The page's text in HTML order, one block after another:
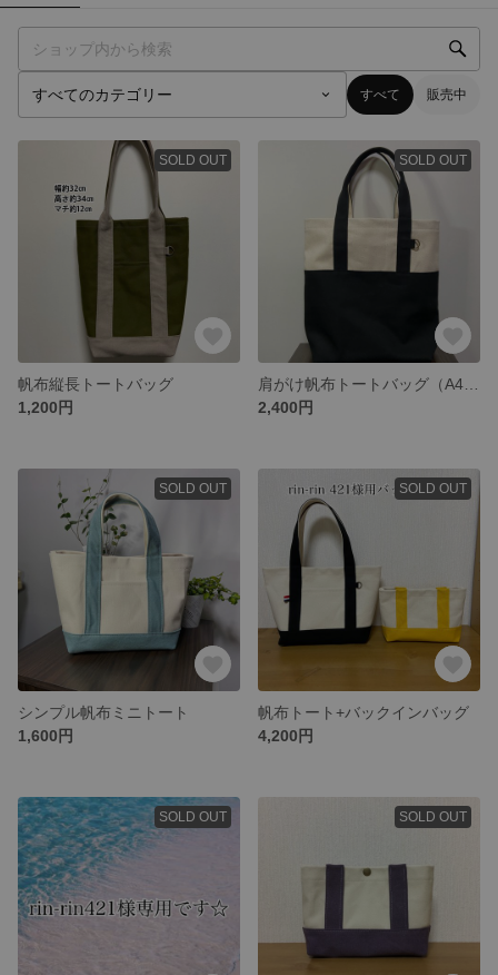
すべて 販売中
SOLD OUT
帆布縦長トートバッグ
1,200円
SOLD OUT
2,400円
SOLD OUT
シンプル帆布ミニトート
1,600円
SOLD OUT
帆布トート+バックインバッグ
4,200円
SOLD OUT SOLD OUT